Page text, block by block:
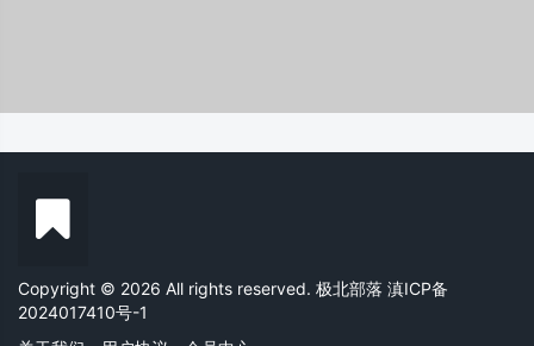
Copyright © 2026 All rights reserved. 极北部落 滇ICP备
2024017410号-1